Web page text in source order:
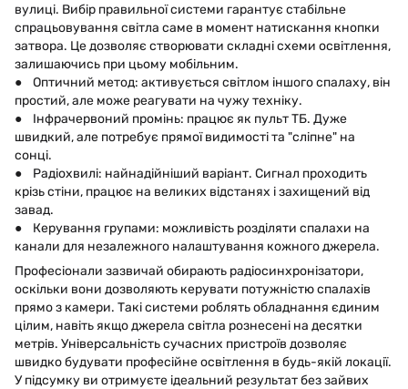
вулиці. Вибір правильної системи гарантує стабільне
спрацьовування світла саме в момент натискання кнопки
затвора. Це дозволяє створювати складні схеми освітлення,
залишаючись при цьому мобільним.
● Оптичний метод: активується світлом іншого спалаху, він
простий, але може реагувати на чужу техніку.
● Інфрачервоний промінь: працює як пульт ТБ. Дуже
швидкий, але потребує прямої видимості та "сліпне" на
сонці.
● Радіохвилі: найнадійніший варіант. Сигнал проходить
крізь стіни, працює на великих відстанях і захищений від
завад.
● Керування групами: можливість розділяти спалахи на
канали для незалежного налаштування кожного джерела.
Професіонали зазвичай обирають радіосинхронізатори,
оскільки вони дозволяють керувати потужністю спалахів
прямо з камери. Такі системи роблять обладнання єдиним
цілим, навіть якщо джерела світла рознесені на десятки
метрів. Універсальність сучасних пристроїв дозволяє
швидко будувати професійне освітлення в будь-якій локації.
У підсумку ви отримуєте ідеальний результат без зайвих